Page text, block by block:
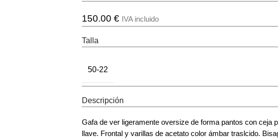
150.00 € IVA incluido
Talla
50-22
Descripción
Gafa de ver ligeramente oversize de forma pantos con ceja
llave. Frontal y varillas de acetato color ámbar traslcido.